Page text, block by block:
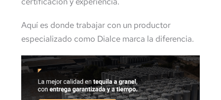
Aquí es donde trabajar con un productor
especializado como Dialce marca la diferencia.